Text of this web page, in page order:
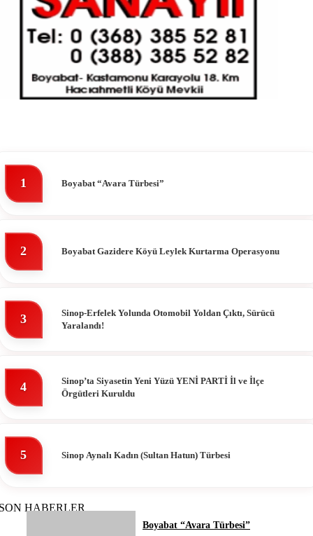
1 Boyabat “Avara Türbesi”
2 Boyabat Gazidere Köyü Leylek Kurtarma Operasyonu
3
Sinop-Erfelek Yolunda Otomobil Yoldan Çıktı, Sürücü
Yaralandı!
4
Sinop’ta Siyasetin Yeni Yüzü YENİ PARTİ İl ve İlçe
Örgütleri Kuruldu
5 Sinop Aynalı Kadın (Sultan Hatun) Türbesi
HABERLER
Boyabat “Avara Türbesi”